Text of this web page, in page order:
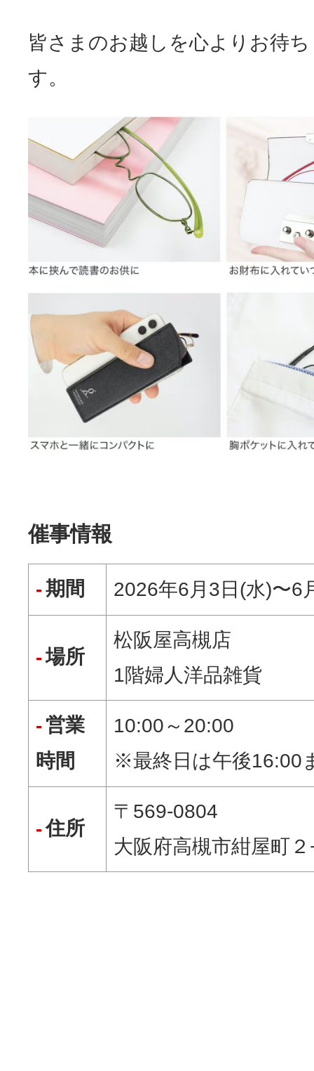
皆さまのお越しを心よりお待
す。
催事情報
期間 2026年6月3日(水)〜6
場所
松阪屋高槻店
1階婦人洋品雑貨
営業
時間
10:00～20:00
※最終日は午後16:00
住所
〒569-0804
大阪府高槻市紺屋町